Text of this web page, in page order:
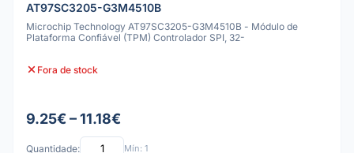
AT97SC3205-G3M4510B
Microchip Technology AT97SC3205-G3M4510B - Módulo de
Plataforma Confiável (TPM) Controlador SPI, 32-
Fora de stock
9.25€ – 11.18€
Quantidade: Mín: 1